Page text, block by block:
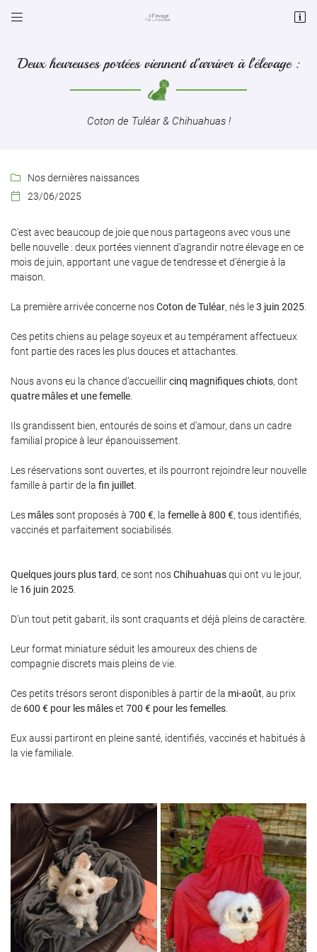
 
06 45 25 28 90
 Code Captcha
En cochant cette case, vous consentez à recevoir nos propositions commerciales à
utilisant
le formulaire de désinscription
Deux heureuses portées viennent d’arriver à l’élevage :
Coton de Tuléar & Chihuahuas !
 Nos dernières naissances
 23/06/2025
C’est avec beaucoup de joie que nous partageons avec vous une
belle nouvelle : deux portées viennent d’agrandir notre élevage en ce
mois de juin, apportant une vague de tendresse et d’énergie à la
maison.
La première arrivée concerne nosCoton de Tuléar, nés le3 juin 2025
Ces petits chiens au pelage soyeux et au tempérament affectueux
font partie des races les plus douces et attachantes.
Nous avons eu la chance d’accueillircinq magnifiques chiots, dont
quatre mâles et une femelle
Ils grandissent bien, entourés de soins et d’amour, dans un cadre
familial propice à leur épanouissement.
Les réservations sont ouvertes, et ils pourront rejoindre leur nouvelle
famille à partir de la fin juillet
Les mâlessont proposés à 700 €, la femelle à 800 €, tous identifiés,
vaccinés et parfaitement sociabilisés.
Quelques jours plus tard, ce sont nosChihuahuasqui ont vu le jour,
le 16 juin 2025
D’un tout petit gabarit, ils sont craquants et déjà pleins de caractère.
Leur format miniature séduit les amoureux des chiens de
compagnie discrets mais pleins de vie.
Ces petits trésors seront disponibles à partir de la mi-août, au prix
de 600 € pour les mâleset 700 € pour les femelles
Eux aussi partiront en pleine santé, identifiés, vaccinés et habitués à
la vie familiale.